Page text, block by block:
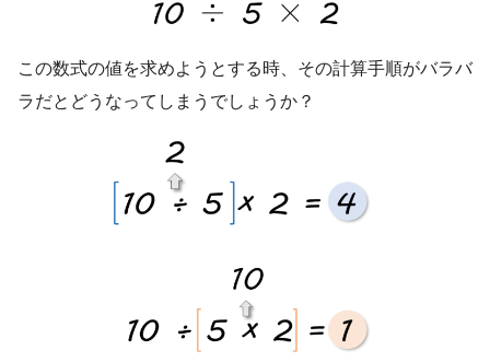
この数式の値を求めようとする時、その計算手順がバラバ
ラだとどうなってしまうでしょうか？